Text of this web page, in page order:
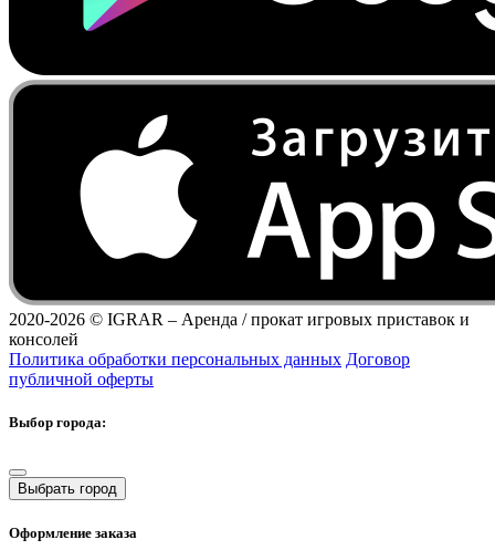
2020-2026 © IGRAR – Аренда / прокат игровых приставок и
консолей
Политика обработки персональных данных Договор
публичной оферты
Выбор города:
Выбрать город
Оформление заказа